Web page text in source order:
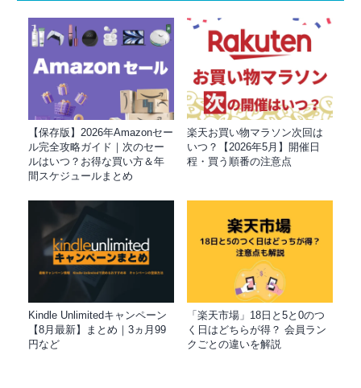
【保存版】2026年Amazonセー
ル完全攻略ガイド｜次のセー
ルはいつ？お得な買い方＆年
間スケジュールまとめ
楽天お買い物マラソン次回は
いつ？【2026年5月】開催日
程・買う順番の注意点
Kindle Unlimitedキャンペーン
【8月最新】まとめ｜3ヵ月99
円など
「楽天市場」18日と5と0のつ
く日はどちらが得？ 会員ラン
クごとの違いを解説